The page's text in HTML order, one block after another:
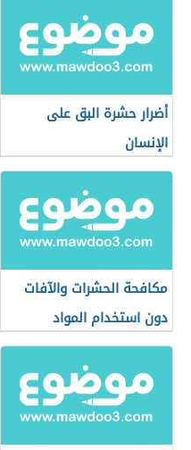
أضرار حشرة البق على
الإنسان
مكافحة الحشرات والآفات
دون استخدام المواد
الكيميائية